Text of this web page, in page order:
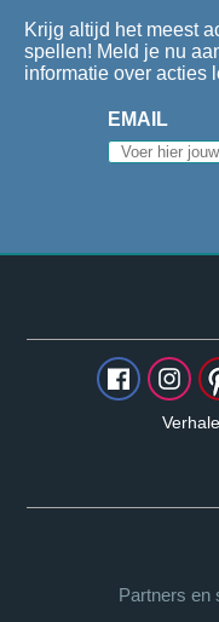
Krijg altijd het meest
spellen! Meld je nu
informatie over acties
EMAIL
Partners en